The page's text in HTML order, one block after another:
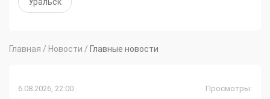
Главная / Новости / Главные новости
6.08.2026, 22:00 Просмотры: